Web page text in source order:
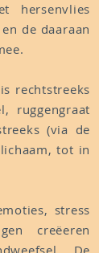
hersenvlies
de daaraan
rechtstreeks
ruggengraat
(via de
tot in
stress
creëeren
De